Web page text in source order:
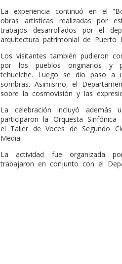
La experiencia continuó en el
obras artísticas realizadas por
trabajos desarrollados por el
arquitectura patrimonial de Puerto
Los visitantes también pudieron
por los pueblos originarios y
tehuelche. Luego se dio paso a
sombras. Asimismo, el
sobre la cosmovisión y las
La celebración incluyó además
participaron la Orquesta
el Taller de Voces de Segundo
Media.
La actividad fue organizada
trabajaron en conjunto con el